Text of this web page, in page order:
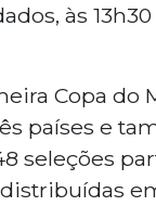
às
Copa do
países e
seleções